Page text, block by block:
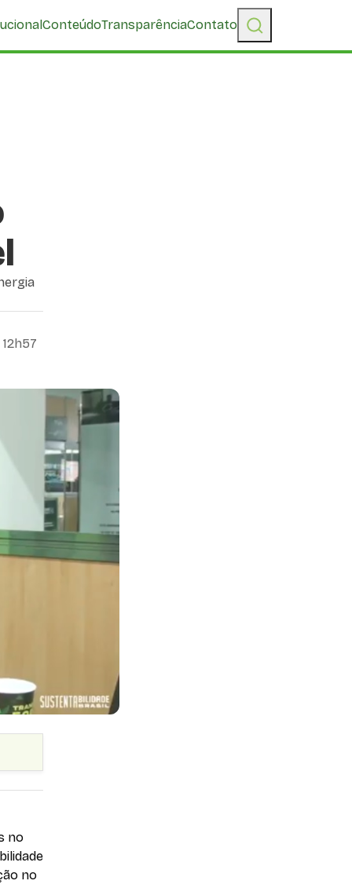
ConteúdoTransparênciaContato
no
no